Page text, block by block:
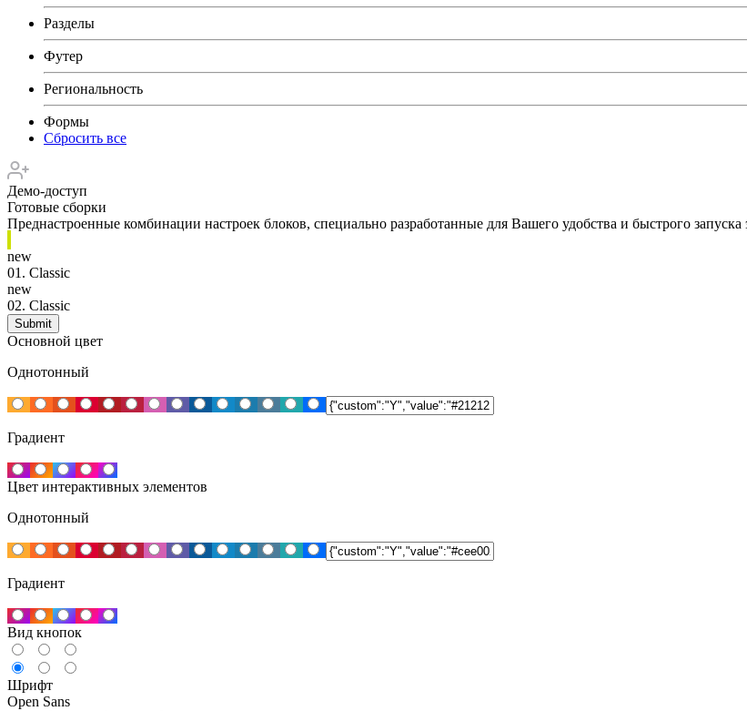
Разделы
Футер
Региональность
Формы
Сбросить все
Демо-доступ
Готовые сборки
Преднастроенные комбинации настроек блоков, специально разработанные для Вашего удобства и быстрого запуска
new
01. Classic
new
02. Classic
Основной цвет
Однотонный
Градиент
Цвет интерактивных элементов
Однотонный
Градиент
Вид кнопок
Шрифт
Open Sans